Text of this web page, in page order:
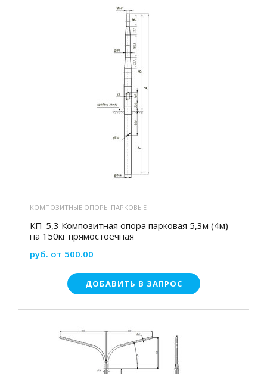
КОМПОЗИТНЫЕ ОПОРЫ ПАРКОВЫЕ
КП-5,3 Композитная опора парковая 5,3м (4м)
на 150кг прямостоечная
руб. от 500.00
ДОБАВИТЬ В ЗАПРОС